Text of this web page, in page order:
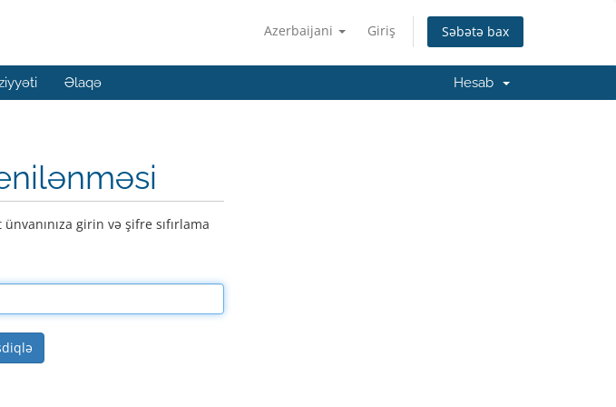
Azerbaijani Giriş Səbətə bax
Əlaqə Hesab
girin və şifre sıfırlama